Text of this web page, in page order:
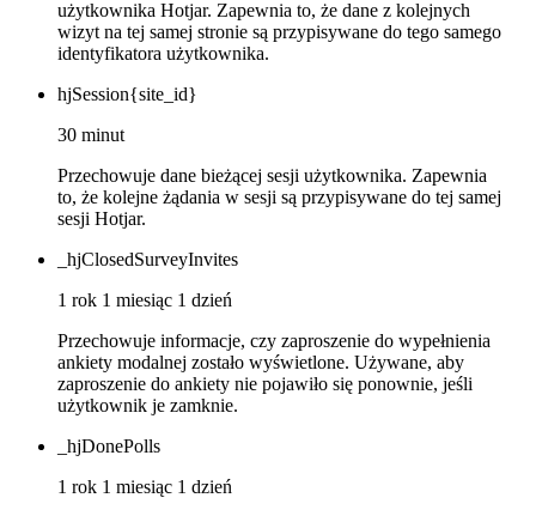
użytkownika Hotjar. Zapewnia to, że dane z kolejnych
wizyt na tej samej stronie są przypisywane do tego samego
identyfikatora użytkownika.
hjSession{site_id}
30 minut
Przechowuje dane bieżącej sesji użytkownika. Zapewnia
to, że kolejne żądania w sesji są przypisywane do tej samej
sesji Hotjar.
_hjClosedSurveyInvites
1 rok 1 miesiąc 1 dzień
Przechowuje informacje, czy zaproszenie do wypełnienia
ankiety modalnej zostało wyświetlone. Używane, aby
zaproszenie do ankiety nie pojawiło się ponownie, jeśli
użytkownik je zamknie.
_hjDonePolls
1 rok 1 miesiąc 1 dzień